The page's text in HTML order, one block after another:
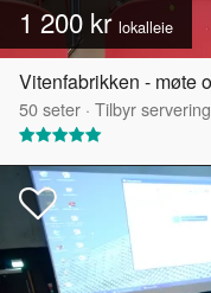
1 200 kr lokalleie
50seter · Tilbyr servering